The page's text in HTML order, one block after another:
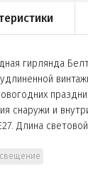
гирлянда
снаружи и
Длина